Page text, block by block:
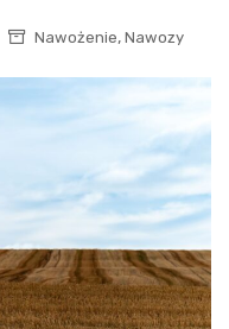
Nawożenie, Nawozy